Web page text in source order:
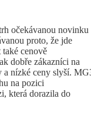
očekávanou novinku
proto, že jde
cenově
dobře zákazníci na
a nízké ceny slyší.
na pozici
která dorazila do